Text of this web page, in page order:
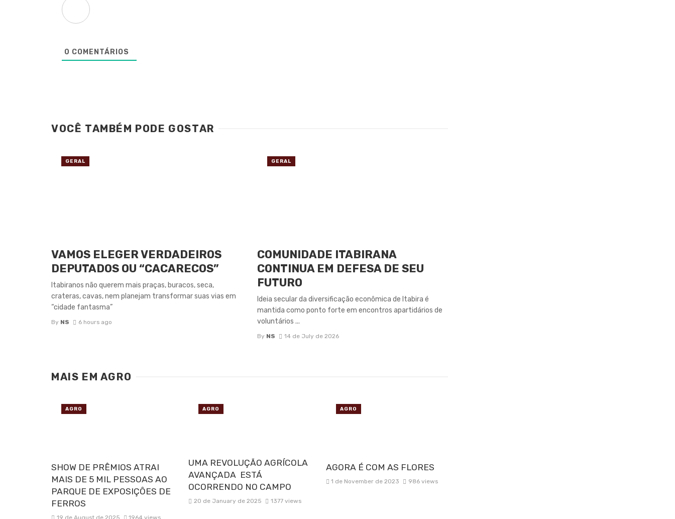
0 COMENTÁRIOS
VOCÊ TAMBÉM PODE GOSTAR
VAMOS ELEGER VERDADEIROS
DEPUTADOS OU “CACARECOS”
Itabiranos não querem mais praças, buracos, seca,
crateras, cavas, nem planejam transformar suas vias em
“cidade fantasma”
By NS 6 hours ago
GERAL
COMUNIDADE ITABIRANA
CONTINUA EM DEFESA DE SEU
FUTURO
Ideia secular da diversificação econômica de Itabira é
mantida como ponto forte em encontros apartidários de
voluntários ...
By NS 14 de July de 2026
GERAL
MAIS EM AGRO
SHOW DE PRÊMIOS ATRAI
MAIS DE 5 MIL PESSOAS AO
PARQUE DE EXPOSIÇÔES DE
FERROS
19 de August de 2025 1964 views
AGRO
UMA REVOLUÇÃO AGRÍCOLA
AVANÇADA ESTÁ
OCORRENDO NO CAMPO
20 de January de 2025 1377 views
AGRO
AGORA É COM AS FLORES
1 de November de 2023 986 views
AGRO